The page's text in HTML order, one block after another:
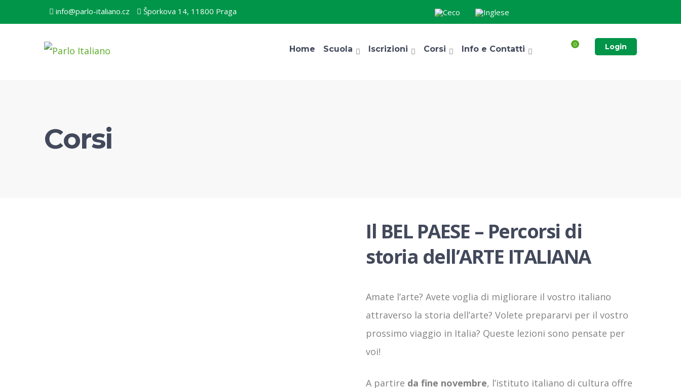
info@parlo-italiano.cz Šporkova 14, 11800 Praga
Login
0
Home Scuola Iscrizioni Corsi Info e Contatti
Corsi
Il BEL PAESE – Percorsi di
storia dell’ARTE ITALIANA
Amate l’arte? Avete voglia di migliorare il vostro italiano
attraverso la storia dell’arte? Volete prepararvi per il vostro
prossimo viaggio in Italia? Queste lezioni sono pensate per
voi!
A partire da fine novembre, l’istituto italiano di cultura offre